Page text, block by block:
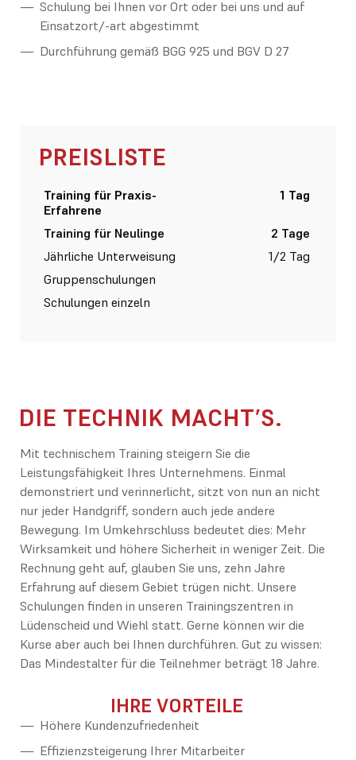
Schulung bei Ihnen vor Ort oder bei uns und auf
Einsatzort/-art abgestimmt
Durchführung gemäß BGG 925 und BGV D 27
PREISLISTE
Training für Praxis-
Erfahrene
1 Tag
Training für Neulinge
2 Tage
Jährliche Unterweisung
1/2 Tag
Gruppenschulungen
Schulungen einzeln
DIE TECHNIK MACHT’S.
Mit technischem Training steigern Sie die
Leistungsfähigkeit Ihres Unternehmens. Einmal
demonstriert und verinnerlicht, sitzt von nun an nicht
nur jeder Handgriff, sondern auch jede andere
Bewegung. Im Umkehrschluss bedeutet dies: Mehr
Wirksamkeit und höhere Sicherheit in weniger Zeit. Die
Rechnung geht auf, glauben Sie uns, zehn Jahre
Erfahrung auf diesem Gebiet trügen nicht. Unsere
Schulungen finden in unseren Trainingszentren in
Lüdenscheid und Wiehl statt. Gerne können wir die
Kurse aber auch bei Ihnen durchführen. Gut zu wissen:
Das Mindestalter für die Teilnehmer beträgt 18 Jahre.
IHRE VORTEILE
Höhere Kundenzufriedenheit
Effizienzsteigerung Ihrer Mitarbeiter